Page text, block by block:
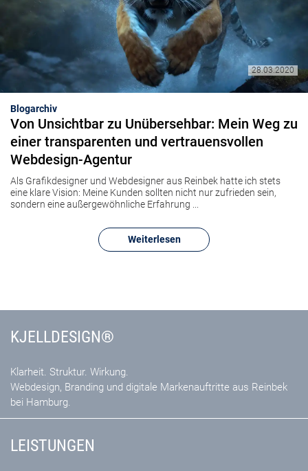
28.03.2020
Blogarchiv
Von Unsichtbar zu Unübersehbar: Mein Weg zu
einer transparenten und vertrauensvollen
Webdesign-Agentur
Als Grafikdesigner und Webdesigner aus Reinbek hatte ich stets
eine klare Vision: Meine Kunden sollten nicht nur zufrieden sein,
sondern eine außergewöhnliche Erfahrung ...
Weiterlesen
KJELLDESIGN®
Klarheit. Struktur. Wirkung.
Webdesign, Branding und digitale Markenauftritte aus Reinbek
bei Hamburg.
LEISTUNGEN